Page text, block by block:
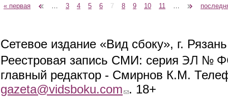
Страницы
« первая 3 4 5 6 7 8 9 10 11
Сетевое издание «Вид сбоку», г.
Реестровая запись СМИ: серия ЭЛ №
главный редактор - Смирнов К.М.
gazeta@vidsboku.com (link sends e-mail)
. 18+